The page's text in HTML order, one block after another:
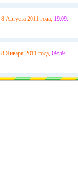
8 Августа 2011 года, 19:09.
8 Января 2011 года, 09:59.